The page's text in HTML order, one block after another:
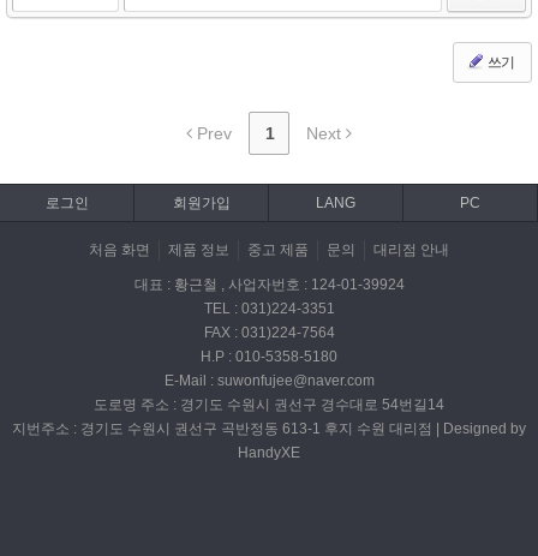
쓰기
Prev 1 Next
로그인 회원가입 LANG PC
처음 화면 제품 정보 중고 제품 문의 대리점 안내
대표 : 황근철 , 사업자번호 : 124-01-39924
TEL : 031)224-3351
FAX : 031)224-7564
H.P : 010-5358-5180
E-Mail : suwonfujee@naver.com
도로명 주소 : 경기도 수원시 권선구 경수대로 54번길14
지번주소 : 경기도 수원시 권선구 곡반정동 613-1 후지 수원 대리점 | Designed by
HandyXE